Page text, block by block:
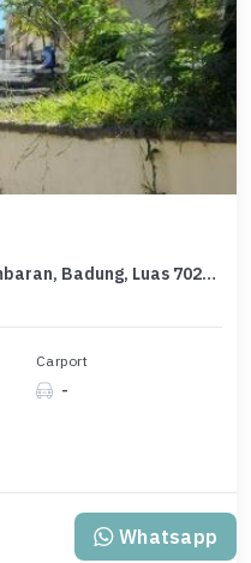
Kesempatan Tanah Murah di Jimbaran, Badung, Luas 702m²
Carport
-
Whatsapp